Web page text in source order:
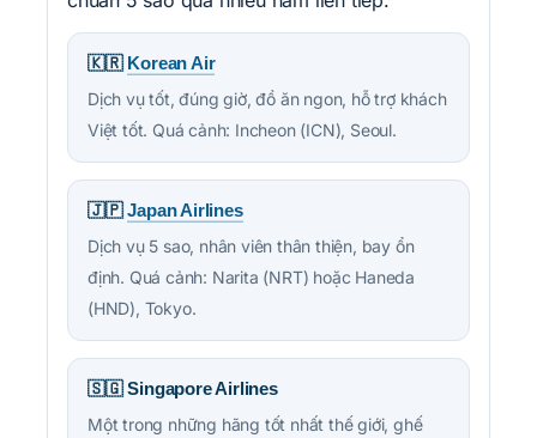
🇰🇷 Korean Air
Dịch vụ tốt, đúng giờ, đồ ăn ngon, hỗ trợ khách
Việt tốt. Quá cảnh: Incheon (ICN), Seoul.
🇯🇵Japan Airlines
Dịch vụ 5 sao, nhân viên thân thiện, bay ổn
định. Quá cảnh: Narita (NRT) hoặc Haneda
(HND), Tokyo.
🇸🇬 Singapore Airlines
Một trong những hãng tốt nhất thế giới, ghế